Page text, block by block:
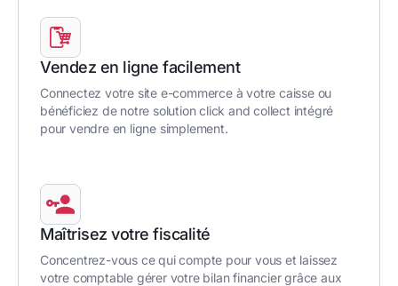
Vendez en ligne facilement
Connectez votre site e-commerce à votre caisse ou
bénéficiez de notre solution click and collect intégré
pour vendre en ligne simplement.
Maîtrisez votre fiscalité
Concentrez-vous ce qui compte pour vous et laissez
votre comptable gérer votre bilan financier grâce aux